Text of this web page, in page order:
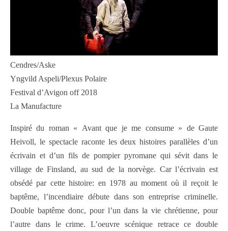
Cendres/Aske
Yngvild Aspeli/Plexus Polaire
Festival d’Avigon off 2018
La Manufacture
Inspiré du roman « Avant que je me consume » de Gaute
Heivoll, le spectacle raconte les deux histoires parallèles d’un
écrivain et d’un fils de pompier pyromane qui sévit dans le
village de Finsland, au sud de la norvège. Car l’écrivain est
obsédé par cette histoire: en 1978 au moment où il reçoit le
baptême, l’incendiaire débute dans son entreprise criminelle.
Double baptême donc, pour l’un dans la vie chrétienne, pour
l’autre dans le crime. L’oeuvre scénique retrace ce double